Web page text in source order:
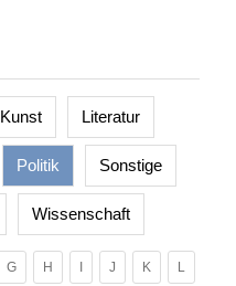
Kunst Literatur
Politik Sonstige
Wissenschaft
G H I J K L